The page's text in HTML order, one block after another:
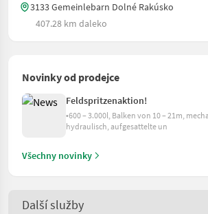
3133 Gemeinlebarn Dolné Rakúsko
407.28 km daleko
Novinky od prodejce
Feldspritzenaktion!
•600 – 3.000l, Balken von 10 – 21m,
hydraulisch, aufgesattelte un
Všechny novinky
Další služby